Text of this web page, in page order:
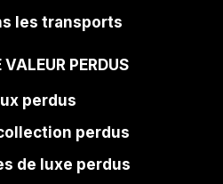
les transports
VALEUR PERDUS
perdus
perdus
de luxe perdus